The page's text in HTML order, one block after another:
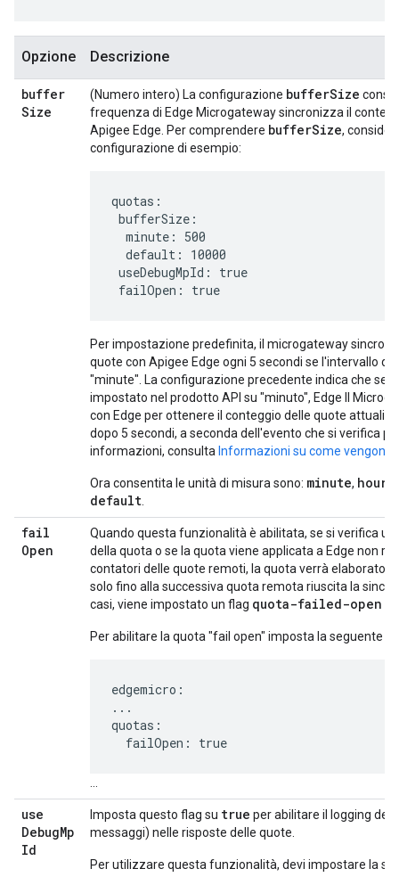
Opzione Descrizione
buffer
Size
(Numero intero) La configurazione bufferSize
frequenza di Edge Microgateway sincronizza il
Apigee Edge. Per comprendere bufferSize,
configurazione di esempio:
quotas:
bufferSize:
  minute: 500
  default: 10000
useDebugMpId: true
failOpen: true
Per impostazione predefinita, il microgateway
quote con Apigee Edge ogni 5 secondi se l'intervallo di
"minute". La configurazione precedente indica che se
impostato nel prodotto API su "minuto", Edge Il
con Edge per ottenere il conteggio delle quote attuali
dopo 5 secondi, a seconda dell'evento che si verifica
informazioni, consulta Informazioni su come vengono
Ora consentita le unità di misura sono: minute, hour
default
fail
Open
Quando questa funzionalità è abilitata, se si verifica
della quota o se la quota viene applicata a Edge non
contatori delle quote remoti, la quota verrà elaborato
solo fino alla successiva quota remota riuscita la
casi, viene impostato un flag quota-failed-open
Per abilitare la quota "fail open" imposta la seguente
edgemicro:
...
quotas:
  failOpen: true
use
DebugMp
Id
Imposta questo flag su true per abilitare il logging del
messaggi) nelle risposte delle quote.
Per utilizzare questa funzionalità, devi impostare la